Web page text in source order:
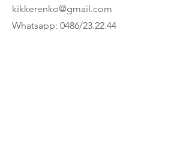
kikkerenko@gmail.com
Whatsapp: 0486/23.22.44